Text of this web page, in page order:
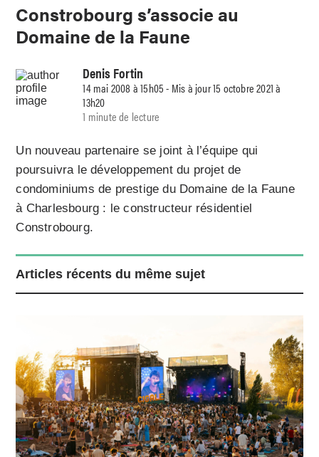
Constrobourg s’associe au
Domaine de la Faune
Denis Fortin
14 mai 2008 à 15h05 - Mis à jour 15 octobre 2021 à
13h20
1 minute de lecture
Un nouveau partenaire se joint à l’équipe qui
poursuivra le développement du projet de
condominiums de prestige du Domaine de la Faune
à Charlesbourg : le constructeur résidentiel
Constrobourg.
Articles récents du même sujet